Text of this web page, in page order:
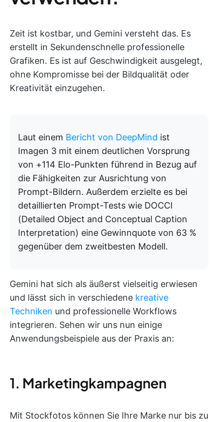
Zeit ist kostbar, und Gemini versteht das. Es
erstellt in Sekundenschnelle professionelle
Grafiken. Es ist auf Geschwindigkeit ausgelegt,
ohne Kompromisse bei der Bildqualität oder
Kreativität einzugehen.
Laut einem Bericht von DeepMind ist
Imagen 3 mit einem deutlichen Vorsprung
von +114 Elo-Punkten führend in Bezug auf
die Fähigkeiten zur Ausrichtung von
Prompt-Bildern. Außerdem erzielte es bei
detaillierten Prompt-Tests wie DOCCI
(Detailed Object and Conceptual Caption
Interpretation) eine Gewinnquote von 63 %
gegenüber dem zweitbesten Modell.
Gemini hat sich als äußerst vielseitig erwiesen
und lässt sich in verschiedene kreative
Techniken und professionelle Workflows
integrieren. Sehen wir uns nun einige
Anwendungsbeispiele aus der Praxis an:
1. Marketingkampagnen
Mit Stockfotos können Sie Ihre Marke nur bis zu